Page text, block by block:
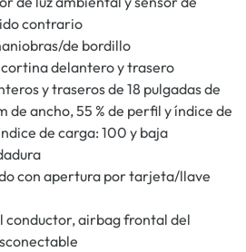
contrario
de bordillo
delantero y trasero
y traseros de 18 pulgadas de
de ancho, 55 % de perfil y índice de
de carga: 100 y baja
con apertura por tarjeta/llave
conductor, airbag frontal del